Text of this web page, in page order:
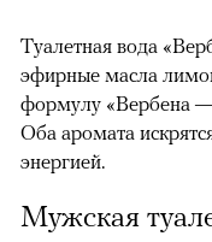
Туалетная вода
эфирные масла
формулу «Вербена —
Оба аромата
энергией.
Мужская